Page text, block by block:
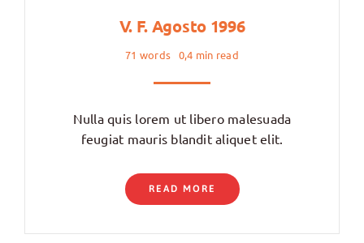
V. F. Agosto 1996
71 words 0,4 min read
Nulla quis lorem ut libero malesuada
feugiat mauris blandit aliquet elit.
READ MORE